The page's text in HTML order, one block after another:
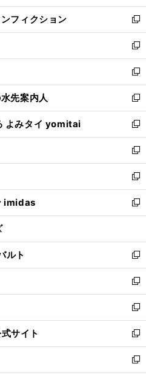
開
く
ウ
で
開
く
ン
ド
ウ
で
開
く
ウ
ィ
ン
ド
ウ
で
開
く
フィクション
新
し
い
ウ
ィ
ン
ド
ウ
で
開
く
新
し
い
ウ
ィ
ン
ド
ウ
で
開
く
新
し
い
ウ
ィ
ン
ド
ウ
で
開
く
先案内人
新
し
い
ウ
ィ
ン
ド
ウ
で
開
よみタイ yomitai
新
し
い
ウ
ィ
ン
ド
ウ
開
く
新
し
い
ウ
ィ
ン
ウ
で
開
く
新
し
い
ウ
ン
ド
ウ
で
開
く
imidas
新
し
ウ
ィ
ン
ド
ウ
で
開
く
ルト
新
し
い
ウ
ィ
ン
ド
ウ
で
開
新
し
い
ウ
ィ
ン
ド
ウ
新
し
い
ウ
ィ
ン
サイト
新
し
い
ウ
新
し